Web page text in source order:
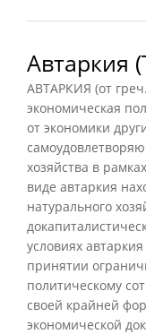
Автаркия
АВТАРКИЯ (от
экономическая
от экономики
хозяйства в
виде автаркия
натурального
условиях
принятии
политическому
своей крайней
экономической